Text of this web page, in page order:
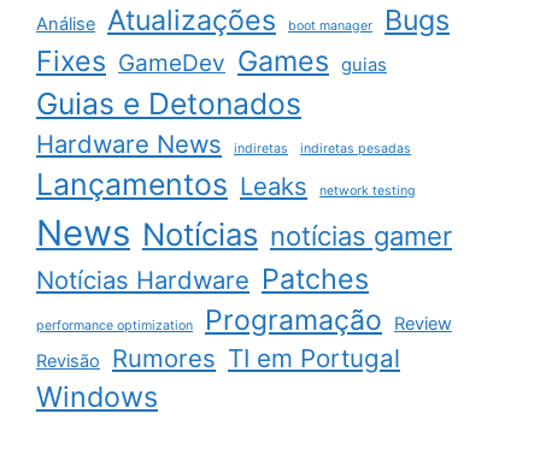
Análise Atualizações boot manager
Bugs
Fixes GameDev Games guias
Guias e Detonados
Hardware News indiretas indiretas pesadas
Lançamentos Leaks network testing
News Notícias notícias gamer
Notícias Hardware Patches
performance optimization Programação
Review
Revisão
Rumores TI em Portugal
Windows